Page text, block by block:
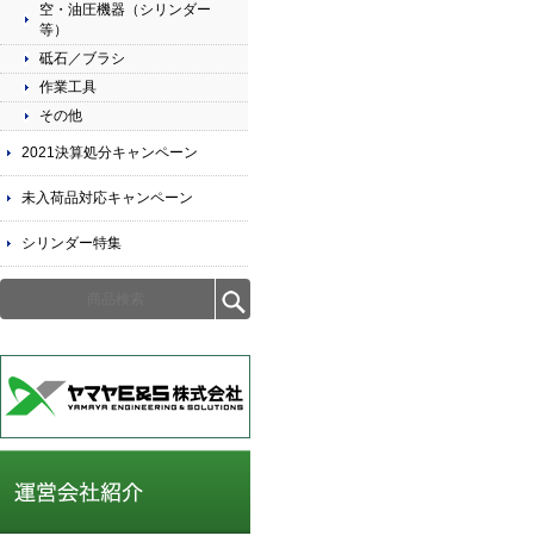
空・油圧機器（シリンダー
等）
砥石／ブラシ
作業工具
その他
2021決算処分キャンペーン
未入荷品対応キャンペーン
シリンダー特集